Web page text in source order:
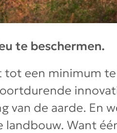
te beschermen.
een minimum
van de aarde. En
Want